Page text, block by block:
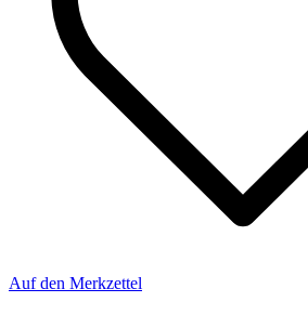
Auf den Merkzettel